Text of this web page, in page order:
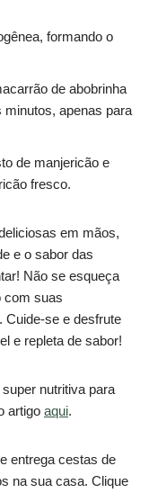
formando o
de abobrinha
apenas para
de manjericão e
fresco.
em mãos,
e o sabor das
Não se esqueça
com suas
Cuide-se e desfrute
e repleta de sabor!
nutritiva para
artigo aqui.
entrega cestas de
na sua casa. Clique